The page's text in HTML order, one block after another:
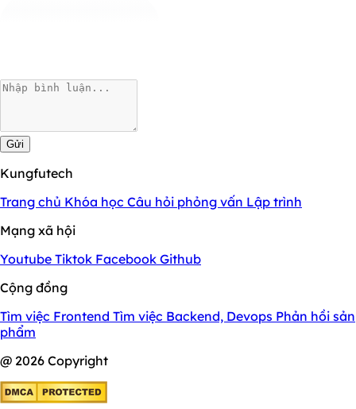
Gửi
Kungfutech
Trang chủ Khóa học Câu hỏi phỏng vấn Lập trình
Mạng xã hội
Youtube Tiktok Facebook Github
Cộng đồng
Tìm việc Frontend Tìm việc Backend, Devops Phản hồi sản
phẩm
@ 2026 Copyright